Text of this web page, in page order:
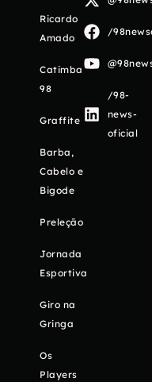
Ricardo
Amado
Catimba
98
Graffite
Barba,
Cabelo e
Bigode
Preleção
Jornada
Esportiva
Giro na
Gringa
Os
Players
/
/98-
news-
oficial